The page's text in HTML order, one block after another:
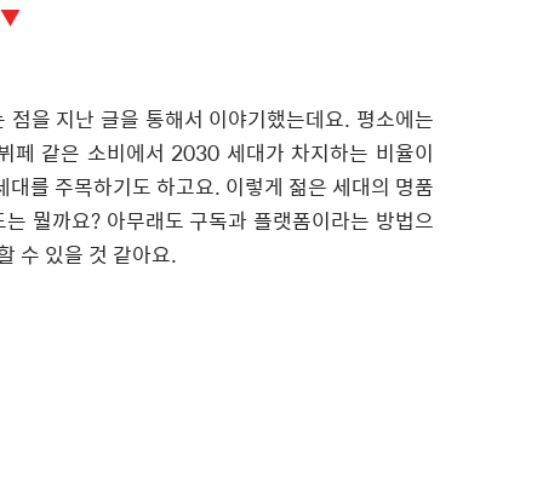
을 지난 글을 통해서 이야기했는데요. 평소에는
페 같은 소비에서 2030 세대가 차지하는 비율이
를 주목하기도 하고요. 이렇게 젊은 세대의 명품
뭘까요? 아무래도 구독과 플랫폼이라는 방법으
수 있을 것 같아요.